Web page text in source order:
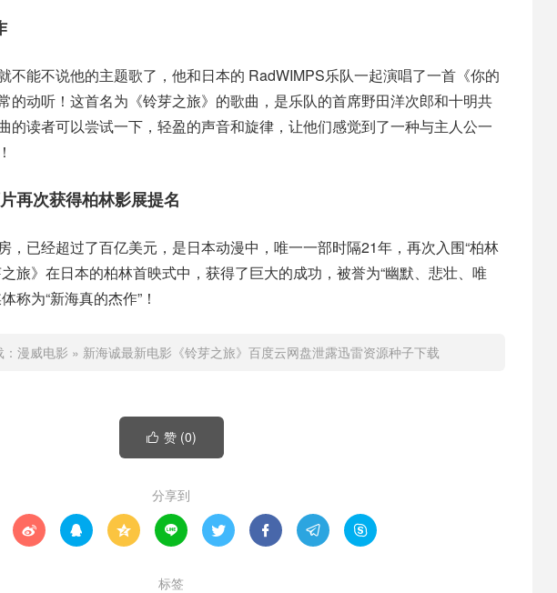
不能不说他的主题歌了，他和日本的 RadWIMPS乐队一起演唱了一首《你的
的动听！这首名为《铃芽之旅》的歌曲，是乐队的首席野田洋次郎和十明共
的读者可以尝试一下，轻盈的声音和旋律，让他们感觉到了一种与主人公一
再次获得柏林影展提名
，已经超过了百亿美元，是日本动漫中，唯一一部时隔21年，再次入围“柏林
旅》在日本的柏林首映式中，获得了巨大的成功，被誉为“幽默、悲壮、唯
称为“新海真的杰作”！
漫威电影 » 新海诚最新电影《铃芽之旅》百度云网盘泄露迅雷资源种子下载
 赞 (0)
分享到
       
标签